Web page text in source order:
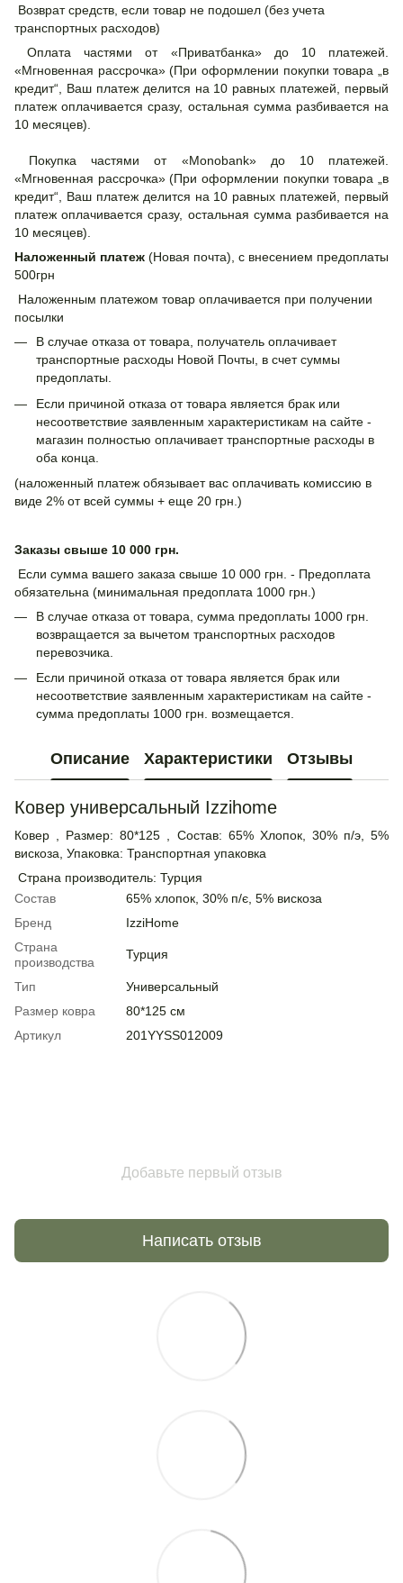
Возврат средств, если товар не подошел (без учета
транспортных расходов)
Оплата частями от «Приватбанка» до 10 платежей.
«Мгновенная рассрочка» (При оформлении покупки товара „в
кредит“, Ваш платеж делится на 10 равных платежей, первый
платеж оплачивается сразу, остальная сумма разбивается на
10 месяцев).
Покупка частями от «Monobank» до 10 платежей.
«Мгновенная рассрочка» (При оформлении покупки товара „в
кредит“, Ваш платеж делится на 10 равных платежей, первый
платеж оплачивается сразу, остальная сумма разбивается на
10 месяцев).
Наложенный платеж (Новая почта), с внесением предоплаты
500грн
Наложенным платежом товар оплачивается при получении
посылки
В случае отказа от товара, получатель оплачивает
транспортные расходы Новой Почты, в счет суммы
предоплаты.
Если причиной отказа от товара является брак или
несоответствие заявленным характеристикам на сайте -
магазин полностью оплачивает транспортные расходы в
оба конца.
(наложенный платеж обязывает вас оплачивать комиссию в
виде 2% от всей суммы + еще 20 грн.)
Заказы свыше 10 000 грн.
Если сумма вашего заказа свыше 10 000 грн. - Предоплата
обязательна (минимальная предоплата 1000 грн.)
В случае отказа от товара, сумма предоплаты 1000 грн.
возвращается за вычетом транспортных расходов
перевозчика.
Если причиной отказа от товара является брак или
несоответствие заявленным характеристикам на сайте -
сумма предоплаты 1000 грн. возмещается.
Описание Характеристики Отзывы
Ковер универсальный Izzihome
Ковер , Размер: 80*125 , Состав: 65% Хлопок, 30% п/э, 5%
вискоза, Упаковка: Транспортная упаковка
Страна производитель: Турция
Состав
65% хлопок, 30% п/є, 5% вискоза
Бренд
IzziHome
Страна
производства
Турция
Тип
Универсальный
Размер ковра
80*125 см
Артикул
201YYSS012009
Добавьте первый отзыв
Написать отзыв